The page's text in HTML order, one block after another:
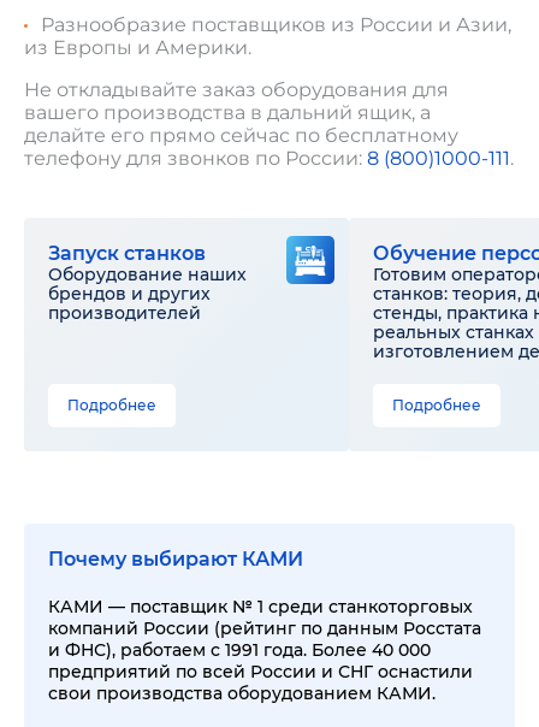
Разнообразие поставщиков из России и Азии,
из Европы и Америки.
Не откладывайте заказ оборудования для
вашего производства в дальний ящик, а
делайте его прямо сейчас по бесплатному
телефону для звонков по России: 8 (800)1000-111.
Запуск станков
Оборудование наших
брендов и других
производителей
Подробнее
Обучение
Готовим
станков: теория,
стенды, практика
реальных станках
изготовлением
Подробнее
Почему выбирают КАМИ
КАМИ — поставщик № 1 среди станкоторговых
компаний России (рейтинг по данным Росстата
и ФНС), работаем с 1991 года. Более 40 000
предприятий по всей России и СНГ оснастили
свои производства оборудованием КАМИ.